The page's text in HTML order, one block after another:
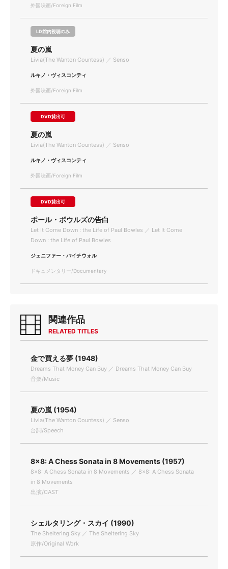
外国映画/Foreign Film
LD館内視聴のみ
夏の嵐
Livia(The Wanton Countess) ／ Senso
ルキノ・ヴィスコンティ
外国映画/Foreign Film
DVD貸出可
夏の嵐
Livia(The Wanton Countess) ／ Senso
ルキノ・ヴィスコンティ
外国映画/Foreign Film
DVD貸出可
ポール・ボウルズの告白
Let It Come Down : the Life of Paul Bowles ／ Let It Come
Down : the Life of Paul Bowles
ジェニファー・バイチウォル
ドキュメンタリー/Documentary
関連作品
RELATED TITLES
金で買える夢 (1948)
Dreams That Money Can Buy ／ Dreams That Money Can Buy
音楽/Music
夏の嵐 (1954)
Livia(The Wanton Countess) ／ Senso
台詞/Speech
8×8: A Chess Sonata in 8 Movements (1957)
8×8: A Chess Sonata in 8 Movements ／ 8×8: A Chess Sonata
in 8 Movements
出演/CAST
シェルタリング・スカイ (1990)
The Sheltering Sky ／ The Sheltering Sky
原作/Original Work